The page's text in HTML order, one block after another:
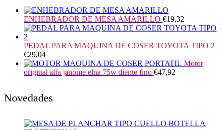
ENHEBRADOR DE MESA AMARILLO €19,32
PEDAL PARA MAQUINA DE COSER TOYOTA TIPO 2
€29,04
Motor
original alfa janome elna 75w diente fino €47,92
Novedades